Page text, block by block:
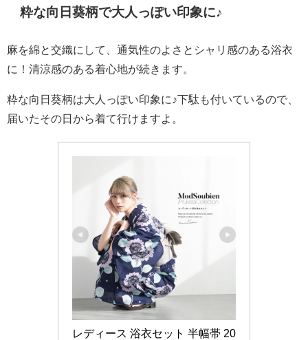
粋な向日葵柄で大人っぽい印象に♪
麻を綿と交織にして、通気性のよさとシャリ感のある浴衣
に！清涼感のある着心地が続きます。
粋な向日葵柄は大人っぽい印象に♪下駄も付いているので、
届いたその日から着て行けますよ。
レディース 浴衣セット 半幅帯 20